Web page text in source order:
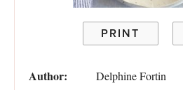
PRINT
Author: Delphine Fortin